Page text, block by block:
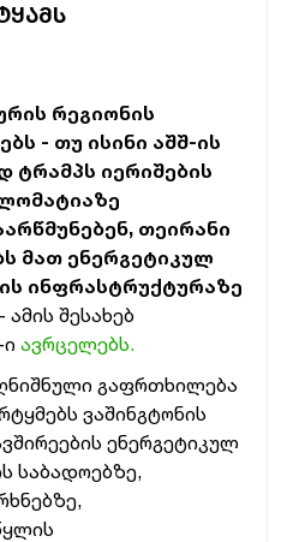
რეგიონის
- თუ ისინი აშშ-ის
იერიშების
თეირანი
მათ ენერგეტიკულ
ინფრასტრუქტურაზე
- ამის შესახებ
ი ავრცელებს.
გაფრთხილება
ვაშინგტონის
ენერგეტიკულ
საბადოებზე,